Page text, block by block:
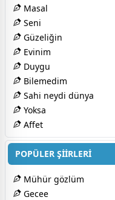
Masal
Seni
Güzeliğin
Evinim
Duygu
Bilemedim
Sahi neydi dünya
Yoksa
Affet
POPÜLER ŞİİRLERİ
Mühür gözlüm
Gecee